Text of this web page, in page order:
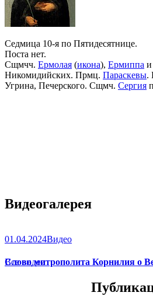
Седмица 10-я по Пятидесятнице.
Поста нет.
Сщмчч. Ермолая (икона), Ермиппа и
Никомидийских. Прмц. Параскевы.
Угрина, Печерского. Сщмч. Сергия
Видеогалерея
01.04.2024Видео
Слово митрополита Корнилия о
Все видео